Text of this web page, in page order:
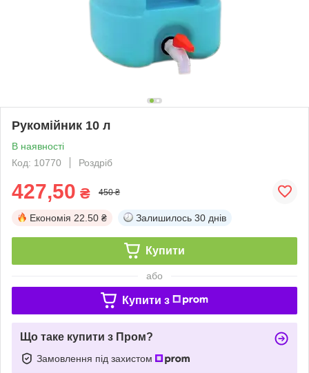
Рукомійник 10 л
В наявності
Код: 10770
Роздріб
427,50 ₴ 450 ₴
Економія 22.50 ₴ Залишилось 30 днів
Купити
або
Купити з
Що таке купити з Пром?
Замовлення під захистом